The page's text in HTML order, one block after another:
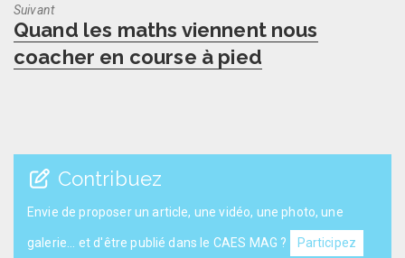
Suivant
Next
post:
Quand les maths viennent nous
coacher en course à pied
Contribuez
Envie de proposer un article, une vidéo, une photo, une
galerie... et d'être publié dans le CAES MAG ? Participez